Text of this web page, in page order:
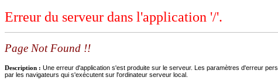
Erreur du serveur dans l'application '/'.
Page Not Found !!
Description : Une erreur d'application s'est produite sur le serveur. Les paramètres d'erreur
par les navigateurs qui s'exécutent sur l'ordinateur serveur local.